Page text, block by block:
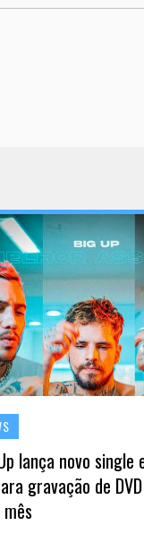
lança novo single
gravação de